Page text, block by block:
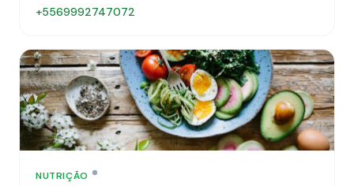
+5569992747072
NUTRIÇÃO